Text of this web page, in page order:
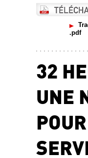
.pdf
32
UNE